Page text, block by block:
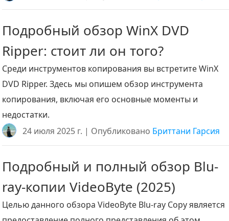
Подробный обзор WinX DVD
Ripper: стоит ли он того?
Среди инструментов копирования вы встретите WinX
DVD Ripper. Здесь мы опишем обзор инструмента
копирования, включая его основные моменты и
недостатки.
24 июля 2025 г. | Опубликовано Бриттани Гарсия
Подробный и полный обзор Blu-
ray-копии VideoByte (2025)
Целью данного обзора VideoByte Blu-ray Copy является